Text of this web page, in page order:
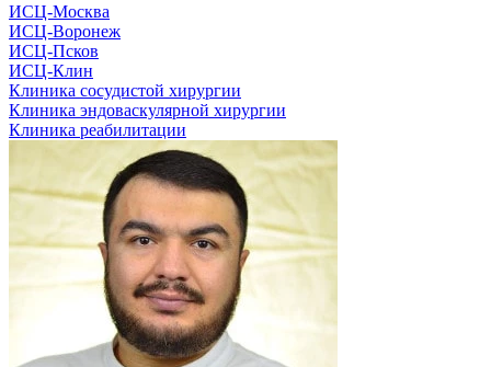
ИСЦ-Москва
ИСЦ-Воронеж
ИСЦ-Псков
ИСЦ-Клин
Клиника сосудистой хирургии
Клиника эндоваскулярной хирургии
Клиника реабилитации